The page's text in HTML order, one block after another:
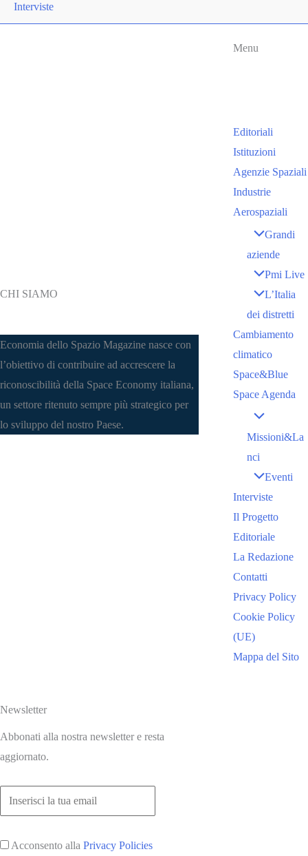
Interviste
CHI SIAMO
Economia dello Spazio Magazine nasce con
l’obiettivo di contribuire ad accrescere la
riconoscibilità della Space Economy italiana,
un settore ritenuto sempre più strategico per
lo sviluppo del nostro Paese.
Menu
Editoriali
Istituzioni
Agenzie Spaziali
Industrie
Aerospaziali
Grandi
aziende
Pmi Live
L’Italia
dei distretti
Cambiamento
climatico
Space&Blue
Space Agenda
Missioni&La
nci
Eventi
Interviste
Il Progetto
Editoriale
La Redazione
Contatti
Privacy Policy
Cookie Policy
(UE)
Mappa del Sito
Newsletter
Abbonati alla nostra newsletter e resta
aggiornato.
Acconsento alla Privacy Policies